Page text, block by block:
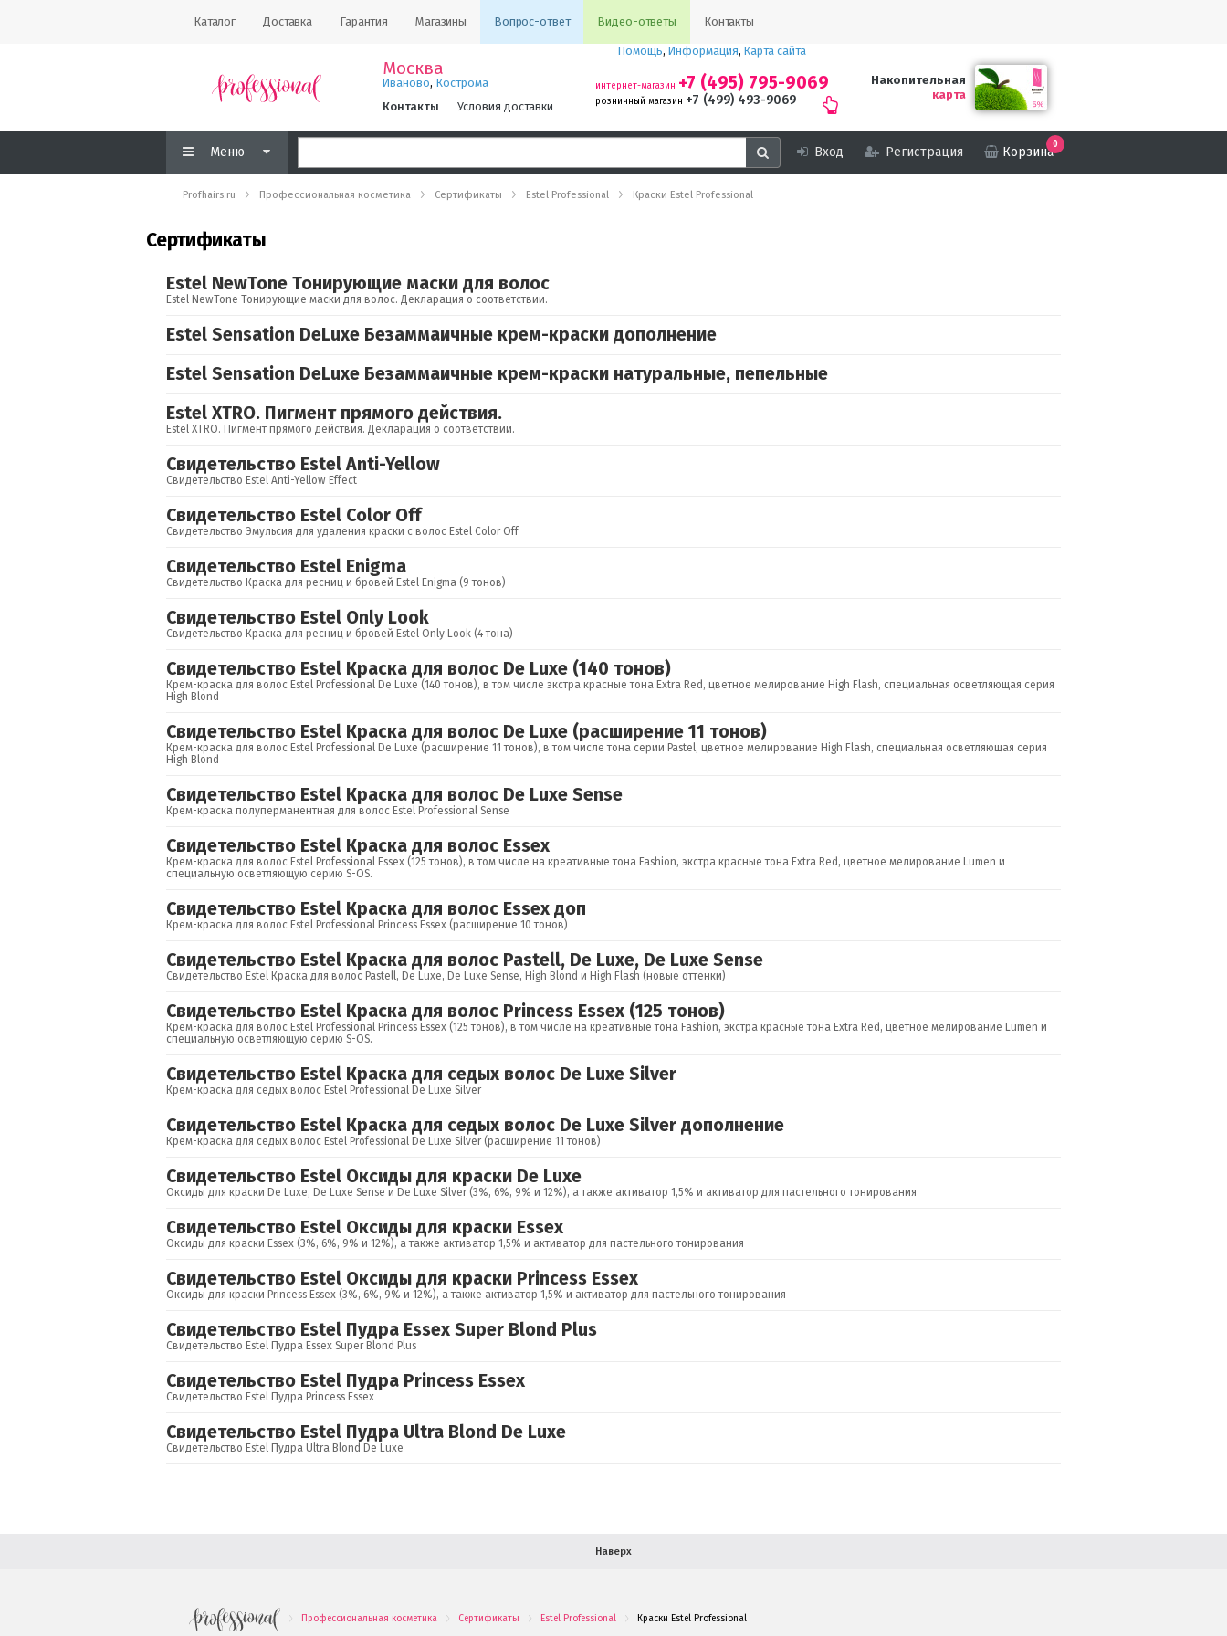
Каталог Доставка Гарантия Магазины Вопрос-ответ Видео-ответы Контакты
Москва
Иваново, Кострома
Контакты
Условия доставки
Помощь, Информация, Карта сайта
интернет-магазин +7 (495) 795-9069
розничный магазин +7 (499) 493-9069
Накопительная
карта
Меню Вход Регистрация Корзина
0
Profhairs.ru Профессиональная косметика Сертификаты Estel Professional Краски Estel Professional
Сертификаты
Estel NewTone Тонирующие маски для волос
Estel NewTone Тонирующие маски для волос. Декларация о соответствии.
Estel Sensation DeLuxe Безаммаичные крем-краски дополнение
Estel Sensation DeLuxe Безаммаичные крем-краски натуральные, пепельные
Estel XTRO. Пигмент прямого действия.
Estel XTRO. Пигмент прямого действия. Декларация о соответствии.
Свидетельство Estel Anti-Yellow
Свидетельство Estel Anti-Yellow Effect
Свидетельство Estel Color Off
Свидетельство Эмульсия для удаления краски с волос Estel Color Off
Свидетельство Estel Enigma
Свидетельство Краска для ресниц и бровей Estel Enigma (9 тонов)
Свидетельство Estel Only Look
Свидетельство Краска для ресниц и бровей Estel Only Look (4 тона)
Свидетельство Estel Краска для волос De Luxe (140 тонов)
Крем-краска для волос Estel Professional De Luxe (140 тонов), в том числе экстра красные тона Extra Red, цветное мелирование High Flash, специальная осветляющая серия
High Blond
Свидетельство Estel Краска для волос De Luxe (расширение 11 тонов)
Крем-краска для волос Estel Professional De Luxe (расширение 11 тонов), в том числе тона серии Pastel, цветное мелирование High Flash, специальная осветляющая серия
High Blond
Свидетельство Estel Краска для волос De Luxe Sense
Крем-краска полуперманентная для волос Estel Professional Sense
Свидетельство Estel Краска для волос Essex
Крем-краска для волос Estel Professional Essex (125 тонов), в том числе на креативные тона Fashion, экстра красные тона Extra Red, цветное мелирование Lumen и
специальную осветляющую серию S-OS.
Свидетельство Estel Краска для волос Essex доп
Крем-краска для волос Estel Professional Princess Essex (расширение 10 тонов)
Свидетельство Estel Краска для волос Pastell, De Luxe, De Luxe Sense
Свидетельство Estel Краска для волос Pastell, De Luxe, De Luxe Sense, High Blond и High Flash (новые оттенки)
Свидетельство Estel Краска для волос Princess Essex (125 тонов)
Крем-краска для волос Estel Professional Princess Essex (125 тонов), в том числе на креативные тона Fashion, экстра красные тона Extra Red, цветное мелирование Lumen и
специальную осветляющую серию S-OS.
Свидетельство Estel Краска для седых волос De Luxe Silver
Крем-краска для седых волос Estel Professional De Luxe Silver
Свидетельство Estel Краска для седых волос De Luxe Silver дополнение
Крем-краска для седых волос Estel Professional De Luxe Silver (расширение 11 тонов)
Свидетельство Estel Оксиды для краски De Luxe
Оксиды для краски De Luxe, De Luxe Sense и De Luxe Silver (3%, 6%, 9% и 12%), а также активатор 1,5% и активатор для пастельного тонирования
Свидетельство Estel Оксиды для краски Essex
Оксиды для краски Essex (3%, 6%, 9% и 12%), а также активатор 1,5% и активатор для пастельного тонирования
Свидетельство Estel Оксиды для краски Princess Essex
Оксиды для краски Princess Essex (3%, 6%, 9% и 12%), а также активатор 1,5% и активатор для пастельного тонирования
Свидетельство Estel Пудра Essex Super Blond Plus
Свидетельство Estel Пудра Essex Super Blond Plus
Свидетельство Estel Пудра Princess Essex
Свидетельство Estel Пудра Princess Essex
Свидетельство Estel Пудра Ultra Blond De Luxe
Свидетельство Estel Пудра Ultra Blond De Luxe
Наверх
Профессиональная косметика Сертификаты Estel Professional Краски Estel Professional